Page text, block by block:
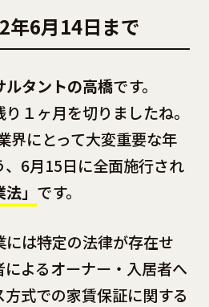
年6月14日まで
ルタントの高橋です。
１ヶ月を切りましたね。
界にとって大変重要な年
、6月15日に全面施行され
」 です。
には特定の法律が存在せ
よるオーナー・入居者へ
式での家賃保証に関する